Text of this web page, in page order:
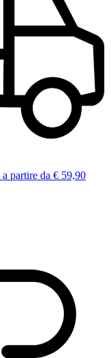
a partire da € 59,90